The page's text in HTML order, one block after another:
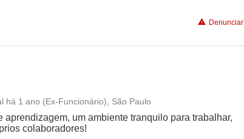
Denunciar
Conciliação com a vida familiar
há 1 ano (Ex-Funcionário), São Paulo
aprendizagem, um ambiente tranquilo para trabalhar,
colaboradores!